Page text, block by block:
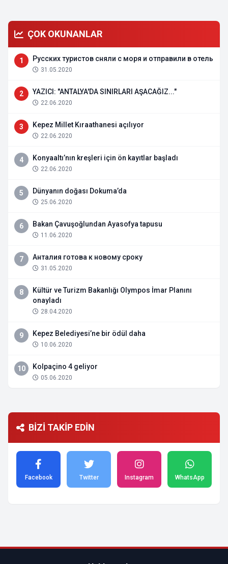
ÇOK OKUNANLAR
1 Русских туристов сняли с моря и отправили в отель
31.05.2020
2 YAZICI: "ANTALYA'DA SINIRLARI AŞACAĞIZ..."
22.06.2020
3 Kepez Millet Kıraathanesi açılıyor
22.06.2020
4 Konyaaltı’nın kreşleri için ön kayıtlar başladı
22.06.2020
5 Dünyanın doğası Dokuma’da
25.06.2020
6 Bakan Çavuşoğlundan Ayasofya tapusu
11.06.2020
7 Анталия готова к новому сроку
31.05.2020
8
Kültür ve Turizm Bakanlığı Olympos İmar Planını
onayladı
28.04.2020
9 Kepez Belediyesi’ne bir ödül daha
10.06.2020
10 Kolpaçino 4 geliyor
05.06.2020
BİZİ TAKİP EDİN
Facebook Twitter Instagram WhatsApp